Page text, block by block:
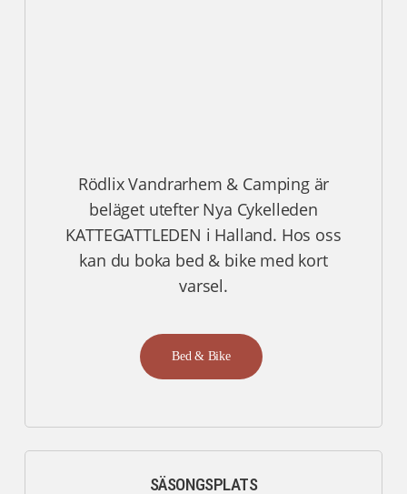
Rödlix Vandrarhem & Camping är
beläget utefter Nya Cykelleden
KATTEGATTLEDEN i Halland. Hos oss
kan du boka bed & bike med kort
varsel.
Bed & Bike
SÄSONGSPLATS